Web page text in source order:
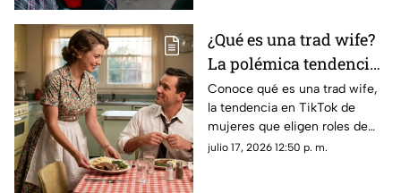
¿Qué es una trad wife?
La polémica tendencia
VIRAL de amas de casa
Conoce qué es una trad wife,
la tendencia en TikTok de
mujeres que eligen roles de
género tradicionales y por qué
julio 17, 2026 12:50 p. m.